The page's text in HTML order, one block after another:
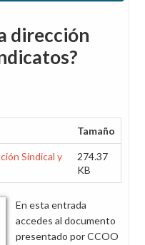
dirección
Tamaño
Sindical y
274.37
KB
En esta entrada
accedes al documento
presentado por CCOO